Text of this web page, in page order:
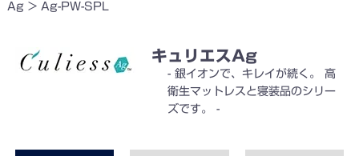
Ag> Ag-PW-SPL
キュリエスAg
銀イオンで、キレイが続く。 高
衛生マットレスと寝装品のシリー
ズです。